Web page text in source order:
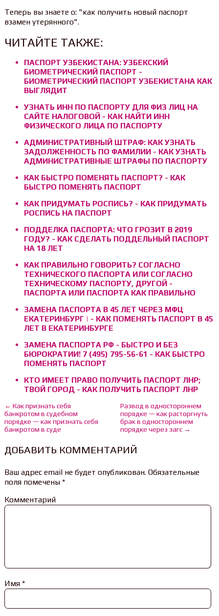
Теперь вы знаете о: "как получить новый паспорт
взамен утерянного".
ЧИТАЙТЕ ТАКЖЕ:
ПАСПОРТ УЗБЕКИСТАНА: УЗБЕКСКИЙ
БИОМЕТРИЧЕСКИЙ ПАСПОРТ -
БИОМЕТРИЧЕСКИЙ ПАСПОРТ УЗБЕКИСТАНА КАК
ВЫГЛЯДИТ
УЗНАТЬ ИНН ПО ПАСПОРТУ ДЛЯ ФИЗ ЛИЦ НА
САЙТЕ НАЛОГОВОЙ - КАК НАЙТИ ИНН
ФИЗИЧЕСКОГО ЛИЦА ПО ПАСПОРТУ
АДМИНИСТРАТИВНЫЙ ШТРАФ: КАК УЗНАТЬ
ЗАДОЛЖЕННОСТЬ ПО ФАМИЛИИ - КАК УЗНАТЬ
АДМИНИСТРАТИВНЫЕ ШТРАФЫ ПО ПАСПОРТУ
КАК БЫСТРО ПОМЕНЯТЬ ПАСПОРТ? - КАК
БЫСТРО ПОМЕНЯТЬ ПАСПОРТ
КАК ПРИДУМАТЬ РОСПИСЬ? - КАК ПРИДУМАТЬ
РОСПИСЬ НА ПАСПОРТ
ПОДДЕЛКА ПАСПОРТА: ЧТО ГРОЗИТ В 2019
ГОДУ? - КАК СДЕЛАТЬ ПОДДЕЛЬНЫЙ ПАСПОРТ
НА 18 ЛЕТ
КАК ПРАВИЛЬНО ГОВОРИТЬ? СОГЛАСНО
ТЕХНИЧЕСКОГО ПАСПОРТА ИЛИ СОГЛАСНО
ТЕХНИЧЕСКОМУ ПАСПОРТУ, ДРУГОЙ -
ПАСПОРТА ИЛИ ПАСПОРТА КАК ПРАВИЛЬНО
ЗАМЕНА ПАСПОРТА В 45 ЛЕТ ЧЕРЕЗ МФЦ
ЕКАТЕРИНБУРГ | - КАК ПОМЕНЯТЬ ПАСПОРТ В 45
ЛЕТ В ЕКАТЕРИНБУРГЕ
ЗАМЕНА ПАСПОРТА РФ - БЫСТРО И БЕЗ
БЮРОКРАТИИ! 7 (495) 795-56-61 - КАК БЫСТРО
ПОМЕНЯТЬ ПАСПОРТ
КТО ИМЕЕТ ПРАВО ПОЛУЧИТЬ ПАСПОРТ ЛНР;
ТВОЙ ГОРОД - КАК ПОЛУЧИТЬ ПАСПОРТ ЛНР
← Как признать себя
банкротом в судебном
порядке — как признать себя
банкротом в суде
Развод в одностороннем
порядке — как расторгнуть
брак в одностороннем
порядке через загс →
ДОБАВИТЬ КОММЕНТАРИЙ
Ваш адрес email не будет опубликован.Обязательные
поля помечены *
Комментарий
Имя *